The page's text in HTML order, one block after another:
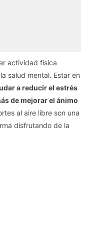
actividad física
salud mental. Estar en
a reducir el estrés
de mejorar el ánimo
al aire libre son una
disfrutando de la